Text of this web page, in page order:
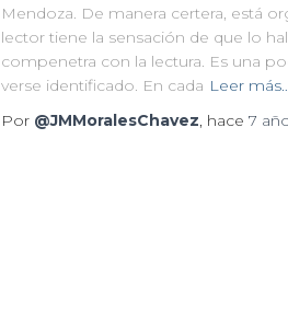
Mendoza. De manera certera, está
lector tiene la sensación de que lo
compenetra con la lectura. Es una
verse identificado. En cada Leer
Por @JMMoralesChavez, hace 7